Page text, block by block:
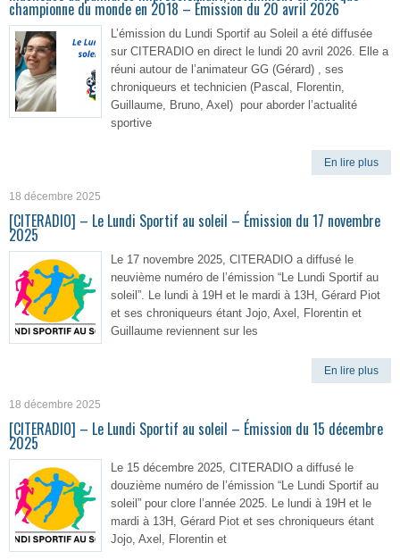
championne du monde en 2018 – Émission du 20 avril 2026
L’émission du Lundi Sportif au Soleil a été diffusée
sur CITERADIO en direct le lundi 20 avril 2026. Elle a
réuni autour de l’animateur GG (Gérard) , ses
chroniqueurs et technicien (Pascal, Florentin,
Guillaume, Bruno, Axel) pour aborder l’actualité
sportive
En lire plus
18 décembre 2025
[CITERADIO] – Le Lundi Sportif au soleil – Émission du 17 novembre
2025
Le 17 novembre 2025, CITERADIO a diffusé le
neuvième numéro de l’émission “Le Lundi Sportif au
soleil”. Le lundi à 19H et le mardi à 13H, Gérard Piot
et ses chroniqueurs étant Jojo, Axel, Florentin et
Guillaume reviennent sur les
En lire plus
18 décembre 2025
[CITERADIO] – Le Lundi Sportif au soleil – Émission du 15 décembre
2025
Le 15 décembre 2025, CITERADIO a diffusé le
douzième numéro de l’émission “Le Lundi Sportif au
soleil” pour clore l’année 2025. Le lundi à 19H et le
mardi à 13H, Gérard Piot et ses chroniqueurs étant
Jojo, Axel, Florentin et